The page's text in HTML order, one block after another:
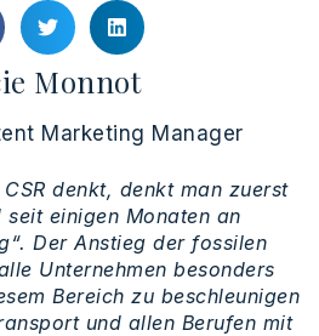
Monnot
Marketing Manager
denkt, denkt man zuerst
seit einigen Monaten an
Der Anstieg der fossilen
Unternehmen besonders
Bereich zu beschleunigen
und allen Berufen mit